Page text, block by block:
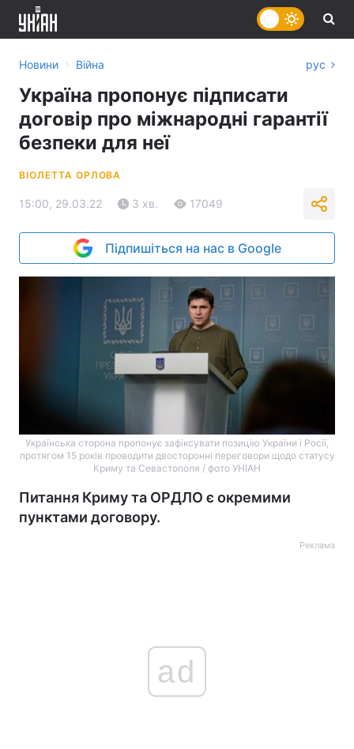
Новини › Війна рус
Україна пропонує підписати
договір про міжнародні гарантії
безпеки для неї
ВІОЛЕТТА ОРЛОВА
15:00, 29.03.22 3 хв. 17049
Підпишіться на нас в Google
Українська сторона пропонує зафіксувати позицію України і Росії,
протягом 15 років проводити двосторонні переговори щодо статусу
Криму та Севастополя / фото УНІАН
Питання Криму та ОРДЛО є окремими
пунктами договору.
Реклама
ad